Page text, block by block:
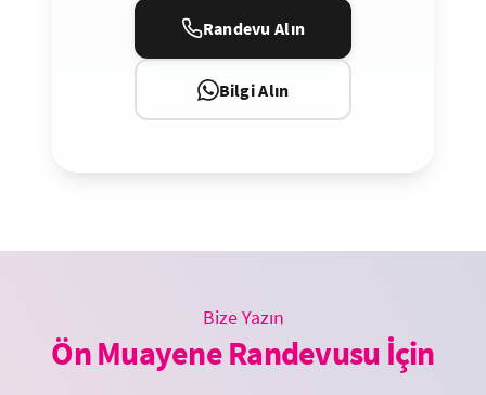
Randevu Alın
Bilgi Alın
Bize Yazın
Ön Muayene Randevusu İçin